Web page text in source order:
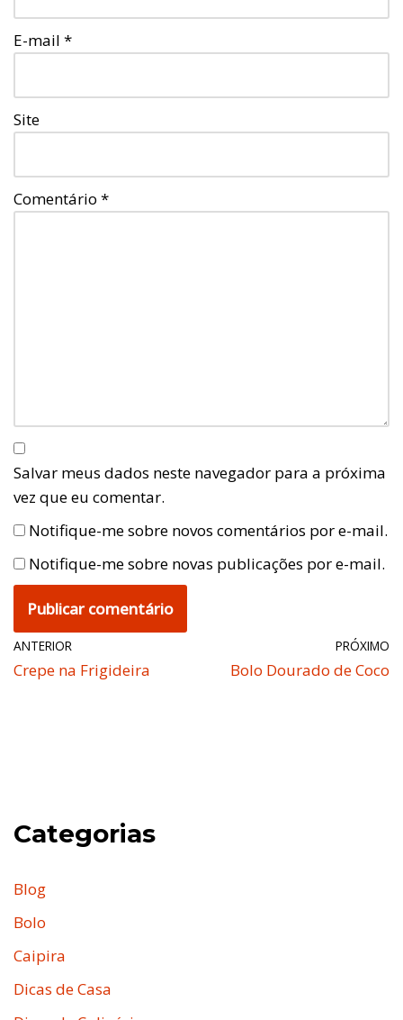
E-mail *
Site
Comentário *
Salvar meus dados neste navegador para a próxima
vez que eu comentar.
Notifique-me sobre novos comentários por e-mail.
Notifique-me sobre novas publicações por e-mail.
ANTERIOR
Crepe na Frigideira
PRÓXIMO
Bolo Dourado de Coco
Categorias
Blog
Bolo
Caipira
Dicas de Casa